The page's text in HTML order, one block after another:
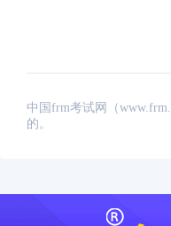
中国frm考试网（
的。